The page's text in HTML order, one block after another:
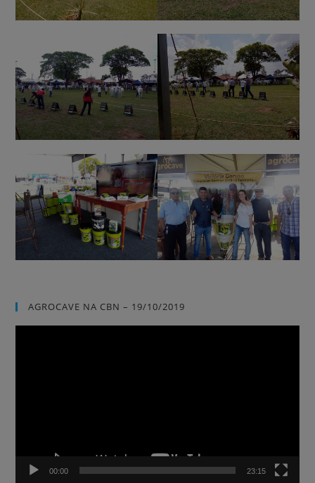
AGROCAVE NA CBN – 19/10/2019
00:00 23:15